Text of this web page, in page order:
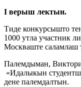
I верыш лектын.
Тиде конкурсышто
1000 утла участник
Москваште саламлаш
Палемдыман,
«Идалыкын
дене палемдалтын.